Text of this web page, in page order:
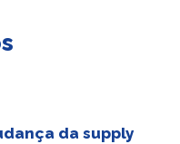
da supply